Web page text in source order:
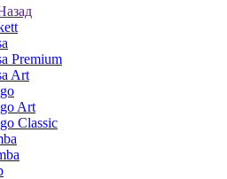
Premium
Art
Art
Classic